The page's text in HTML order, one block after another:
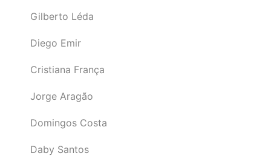
Gilberto Léda
Diego Emir
Cristiana França
Jorge Aragão
Domingos Costa
Daby Santos